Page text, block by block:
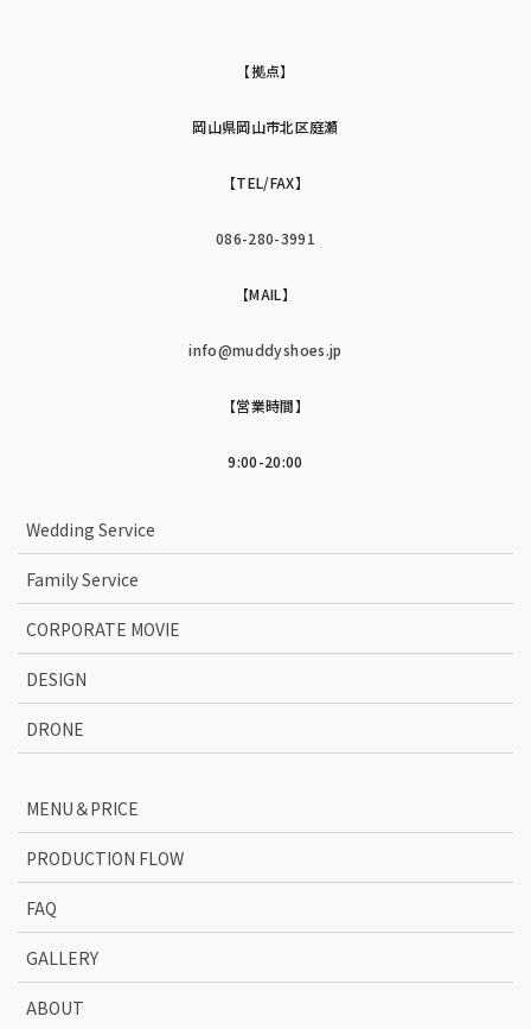
【拠点】
岡山県岡山市北区庭瀬
【TEL/FAX】
086-280-3991
【MAIL】
info@muddyshoes.jp
【営業時間】
9:00-20:00
Wedding Service
Family Service
CORPORATE MOVIE
DESIGN
DRONE
MENU＆PRICE
PRODUCTION FLOW
FAQ
GALLERY
ABOUT